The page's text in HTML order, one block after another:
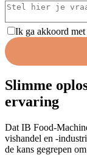
Ik ga akkoord met
Slimme
ervaring
Dat IB Food-
vishandel en -
de kans gegrepen